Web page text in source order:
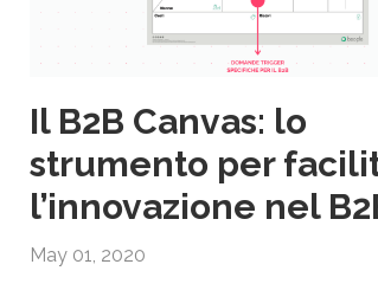
Il B2B Canvas: lo
strumento per
l’innovazione nel
May 01, 2020